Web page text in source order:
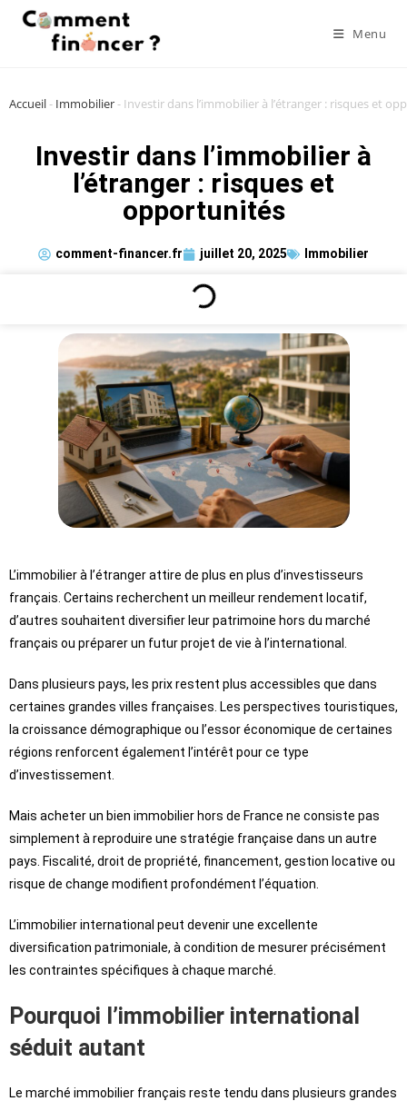
Menu
Accueil- Immobilier- Investir dans l’immobilier à l’étranger : risques et
Investir dans l’immobilier à
l’étranger : risques et
opportunités
comment-financer.fr juillet 20, 2025 Immobilier
L’immobilier à l’étranger attire de plus en plus d’investisseurs
français. Certains recherchent un meilleur rendement locatif,
d’autres souhaitent diversifier leur patrimoine hors du marché
français ou préparer un futur projet de vie à l’international.
Dans plusieurs pays, les prix restent plus accessibles que dans
certaines grandes villes françaises. Les perspectives touristiques,
la croissance démographique ou l’essor économique de certaines
régions renforcent également l’intérêt pour ce type
d’investissement.
Mais acheter un bien immobilier hors de France ne consiste pas
simplement à reproduire une stratégie française dans un autre
pays. Fiscalité, droit de propriété, financement, gestion locative ou
risque de change modifient profondément l’équation.
L’immobilier international peut devenir une excellente
diversification patrimoniale, à condition de mesurer précisément
les contraintes spécifiques à chaque marché.
Pourquoi l’immobilier international
séduit autant
Le marché immobilier français reste tendu dans plusieurs grandes